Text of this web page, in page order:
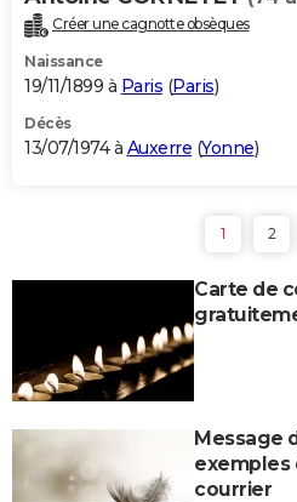
Créer une cagnotte obsèques
Naissance
19/11/1899 à Paris (Paris)
Décès
13/07/1974 à Auxerre (Yonne)
1 2
Carte de
Message
exemples
courrier